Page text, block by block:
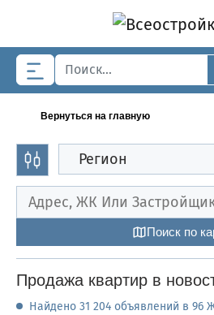
Skip to main content
Вернуться на главную
Регион
Поиск по
Продажа квартир в
Найдено 31 204 объявлений в 96